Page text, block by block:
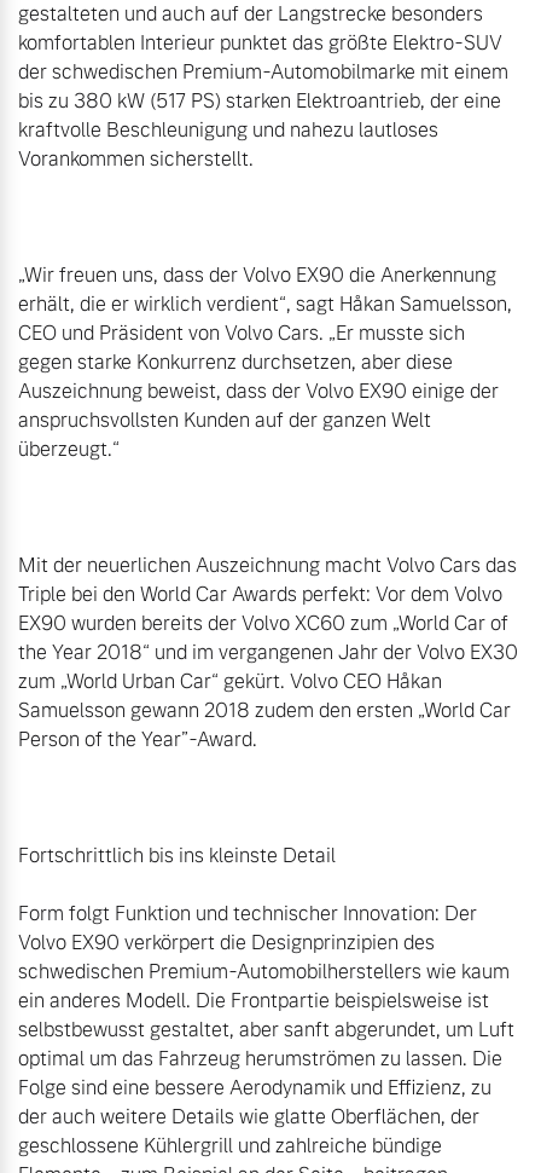
gestalteten und auch auf der Langstrecke besonders
komfortablen Interieur punktet das größte Elektro-SUV
der schwedischen Premium-Automobilmarke mit einem
bis zu 380 kW (517 PS) starken Elektroantrieb, der eine
kraftvolle Beschleunigung und nahezu lautloses
Vorankommen sicherstellt.
„Wir freuen uns, dass der Volvo EX90 die Anerkennung
erhält, die er wirklich verdient“, sagt Håkan Samuelsson,
CEO und Präsident von Volvo Cars. „Er musste sich
gegen starke Konkurrenz durchsetzen, aber diese
Auszeichnung beweist, dass der Volvo EX90 einige der
anspruchsvollsten Kunden auf der ganzen Welt
überzeugt.“
Mit der neuerlichen Auszeichnung macht Volvo Cars das
Triple bei den World Car Awards perfekt: Vor dem Volvo
EX90 wurden bereits der Volvo XC60 zum „World Car of
the Year 2018“ und im vergangenen Jahr der Volvo EX30
zum „World Urban Car“ gekürt. Volvo CEO Håkan
Samuelsson gewann 2018 zudem den ersten „World Car
Person of the Year”-Award.
Fortschrittlich bis ins kleinste Detail
Form folgt Funktion und technischer Innovation: Der
Volvo EX90 verkörpert die Designprinzipien des
schwedischen Premium-Automobilherstellers wie kaum
ein anderes Modell. Die Frontpartie beispielsweise ist
selbstbewusst gestaltet, aber sanft abgerundet, um Luft
optimal um das Fahrzeug herumströmen zu lassen. Die
Folge sind eine bessere Aerodynamik und Effizienz, zu
der auch weitere Details wie glatte Oberflächen, der
geschlossene Kühlergrill und zahlreiche bündige